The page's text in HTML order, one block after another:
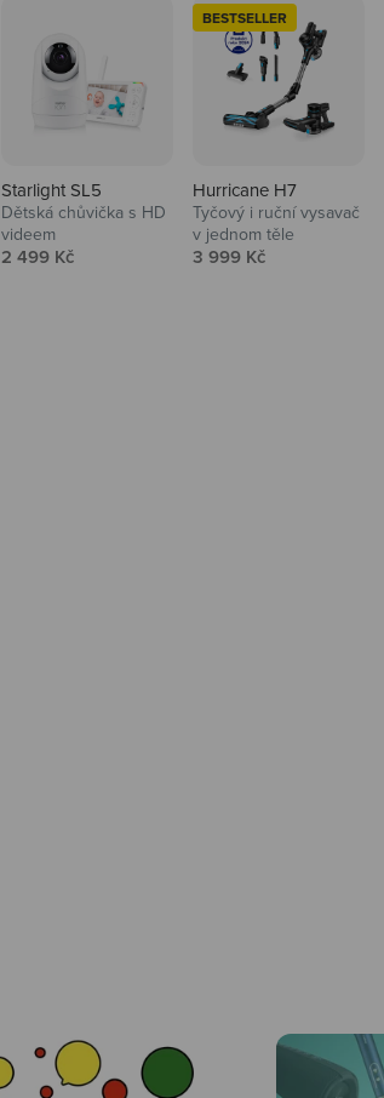
Starlight SL5
Dětská chůvička s HD
videem
Prodejní cena
2 499 Kč
BESTSELLER
Hurricane H7
Tyčový i ruční vysavač
v jednom těle
Prodejní cena
3 999 Kč
Domácnost
Vysavače, parťáci do kuchyně i